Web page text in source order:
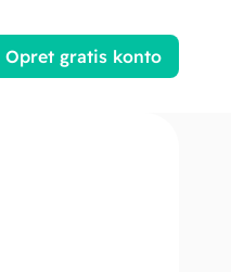
Opret gratis konto